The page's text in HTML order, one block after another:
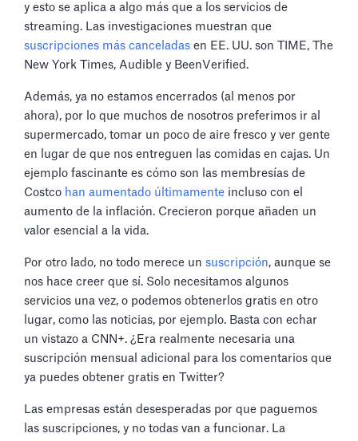
y esto se aplica a algo más que a los servicios de
streaming. Las investigaciones muestran que
suscripciones más canceladas en EE. UU. son TIME, The
New York Times, Audible y BeenVerified.
Además, ya no estamos encerrados (al menos por
ahora), por lo que muchos de nosotros preferimos ir al
supermercado, tomar un poco de aire fresco y ver gente
en lugar de que nos entreguen las comidas en cajas. Un
ejemplo fascinante es cómo son las membresías de
Costco han aumentado últimamente incluso con el
aumento de la inflación. Crecieron porque añaden un
valor esencial a la vida.
Por otro lado, no todo merece un suscripción, aunque se
nos hace creer que sí. Solo necesitamos algunos
servicios una vez, o podemos obtenerlos gratis en otro
lugar, como las noticias, por ejemplo. Basta con echar
un vistazo a CNN+. ¿Era realmente necesaria una
suscripción mensual adicional para los comentarios que
ya puedes obtener gratis en Twitter?
Las empresas están desesperadas por que paguemos
las suscripciones, y no todas van a funcionar. La